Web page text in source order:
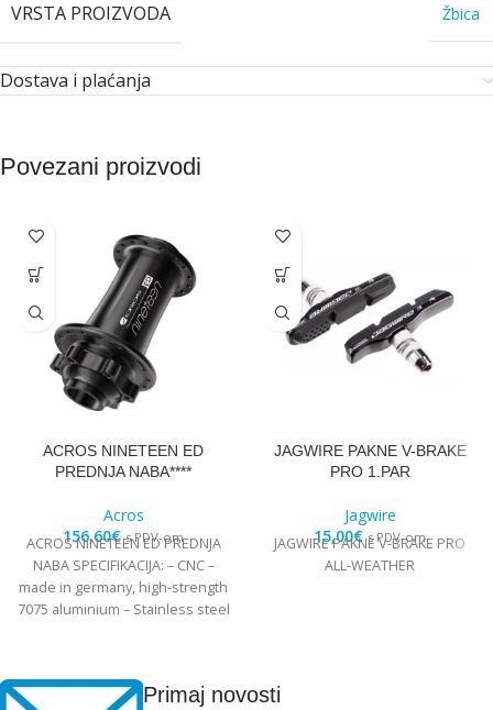
VRSTA PROIZVODA Žbica
Dostava i plaćanja
Povezani proizvodi
ACROS NINETEEN ED
PREDNJA NABA****
Acros
156,60€ s PDV-om
ACROS NINETEEN ED PREDNJA
NABA SPECIFIKACIJA: – CNC –
made in germany, high-strength
7075 aluminium – Stainless steel
JAGWIRE PAKNE V-BRAKE
PRO 1.PAR
Jagwire
15,00€ s PDV-om
JAGWIRE PAKNE V-BRAKE PRO
ALL-WEATHER
Primaj novosti